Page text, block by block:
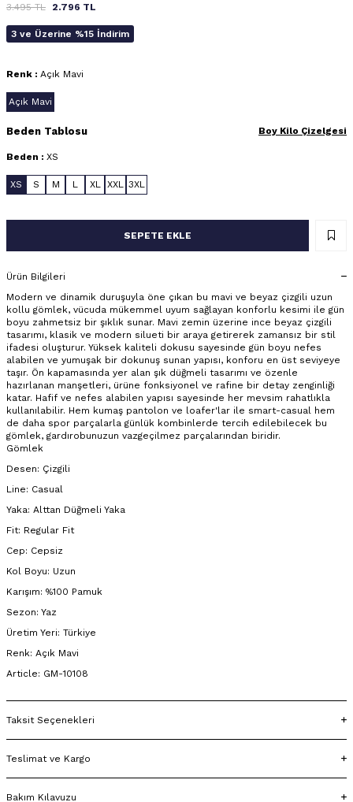
3.495TL 2.796 TL
3 ve Üzerine %15 İndirim
Renk : Açık Mavi
Açık Mavi
Beden Tablosu Boy Kilo Çizelgesi
Beden : XS
XS S M L XL XXL 3XL
SEPETE EKLE
Ürün Bilgileri
Modern ve dinamik duruşuyla öne çıkan bu mavi ve beyaz çizgili uzun
kollu gömlek, vücuda mükemmel uyum sağlayan konforlu kesimi ile gün
boyu zahmetsiz bir şıklık sunar. Mavi zemin üzerine ince beyaz çizgili
tasarımı, klasik ve modern silueti bir araya getirerek zamansız bir stil
ifadesi oluşturur. Yüksek kaliteli dokusu sayesinde gün boyu nefes
alabilen ve yumuşak bir dokunuş sunan yapısı, konforu en üst seviyeye
taşır. Ön kapamasında yer alan şık düğmeli tasarımı ve özenle
hazırlanan manşetleri, ürüne fonksiyonel ve rafine bir detay zenginliği
katar. Hafif ve nefes alabilen yapısı sayesinde her mevsim rahatlıkla
kullanılabilir. Hem kumaş pantolon ve loafer'lar ile smart-casual hem
de daha spor parçalarla günlük kombinlerde tercih edilebilecek bu
gömlek, gardırobunuzun vazgeçilmez parçalarından biridir.
Gömlek
Desen: Çizgili
Line: Casual
Yaka: Alttan Düğmeli Yaka
Fit: Regular Fit
Cep: Cepsiz
Kol Boyu: Uzun
Karışım: %100 Pamuk
Sezon: Yaz
Üretim Yeri: Türkiye
Renk: Açık Mavi
Article: GM-10108
Taksit Seçenekleri
Teslimat ve Kargo
Bakım Kılavuzu